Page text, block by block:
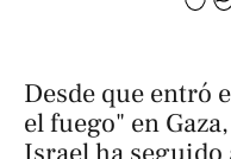
Desde que entró
el fuego" en